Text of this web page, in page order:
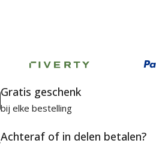
Gratis geschenk
bij elke bestelling
Achteraf of in delen betalen?